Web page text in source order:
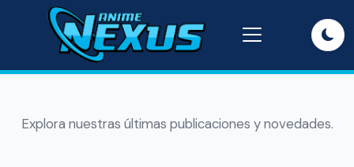
Explora nuestras últimas publicaciones y novedades.